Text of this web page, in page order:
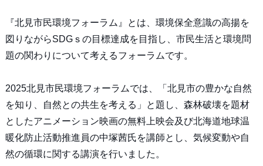
『北見市民環境フォーラム』とは、環境保全意識の高揚を
図りながらSDGｓの目標達成を目指し、市民生活と環境問
題の関わりについて考えるフォーラムです。
2025北見市民環境フォーラムでは、「北見市の豊かな自然
を知り、自然との共生を考える」と題し、森林破壊を題材
としたアニメーション映画の無料上映会及び北海道地球温
暖化防止活動推進員の中塚茜氏を講師とし、気候変動や自
然の循環に関する講演を行いました。